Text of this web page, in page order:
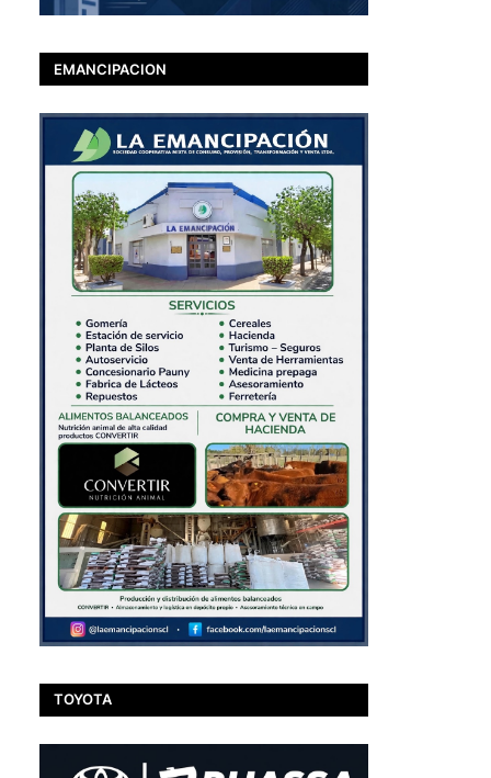
EMANCIPACION
TOYOTA